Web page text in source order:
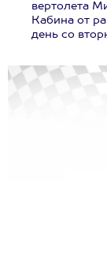
вертолета
Кабина от
день со